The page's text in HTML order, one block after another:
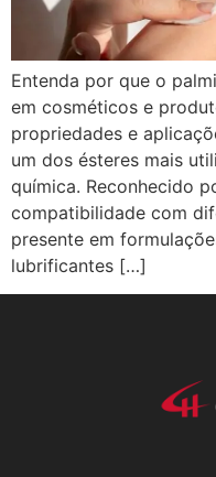
Entenda por que o
em cosméticos e
propriedades e
um dos ésteres mais
química. Reconhecido
compatibilidade com
presente em
lubrificantes […]